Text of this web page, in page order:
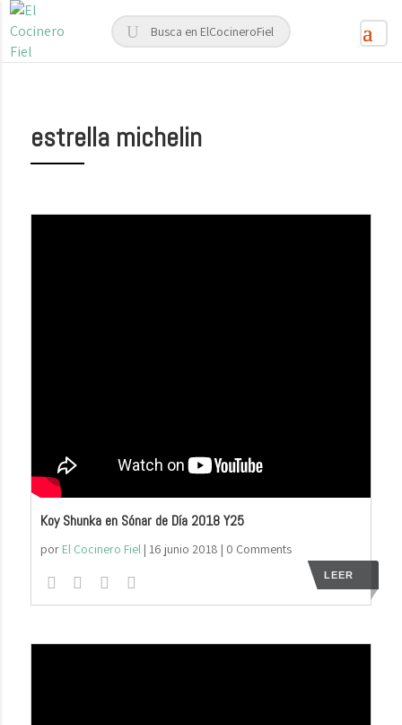
estrella michelin
Koy Shunka en Sónar de Día 2018 Y25
por El Cocinero Fiel| 16 junio 2018 | 0 Comments
LEER